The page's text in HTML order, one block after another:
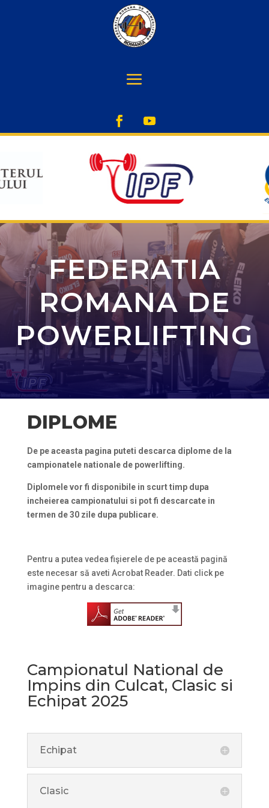
FEDERATIA
ROMANA DE
POWERLIFTING
DIPLOME
De pe aceasta pagina puteti descarca diplome de la
campionatele nationale de powerlifting.
Diplomele vor fi disponibile in scurt timp dupa
incheierea campionatului si pot fi descarcate in
termen de 30 zile dupa publicare.
Pentru a putea vedea fişierele de pe această pagină
este necesar să aveti Acrobat Reader. Dati click pe
imagine pentru a descarca:
Campionatul National de
Impins din Culcat, Clasic si
Echipat 2025
Echipat
Clasic